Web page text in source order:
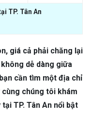
TP. Tân An
giá cả phải chăng lại
dễ dàng giữa
cần tìm một địa chỉ
chúng tôi khám
TP. Tân An nổi bật